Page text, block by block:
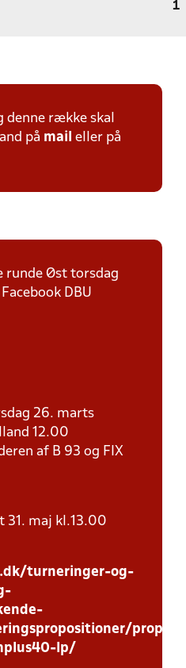
1
denne række skal
på mail eller på
Øst torsdag
DBU
26. marts
12.00
af B 93 og FIX
31. maj kl.13.00
turneringer-og-
lp/